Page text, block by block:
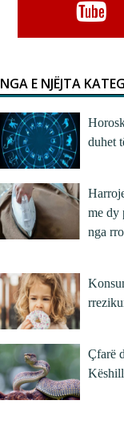
NGA E NJËJTA
duhet
me dy
nga
Çfarë